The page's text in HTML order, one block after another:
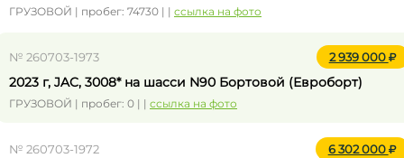
ГРУЗОВОЙ | пробег: 74730 | | ссылка на фото
№ 260703-1973 2 939 000
2023 г, JAC, 3008* на шасси N90 Бортовой (Евроборт)
ГРУЗОВОЙ | пробег: 0 | | ссылка на фото
№ 260703-1972 6 302 000